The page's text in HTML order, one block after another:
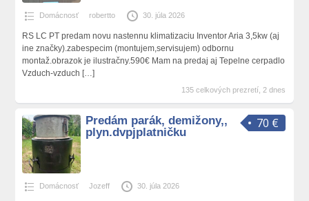
Domácnosť robertto 30. júla 2026
RS LC PT predam novu nastennu klimatizaciu Inventor Aria 3,5kw (aj
ine značky).zabespecim (montujem,servisujem) odbornu
montaž.obrazok je ilustračny.590€ Mam na predaj aj Tepelne cerpadlo
Vzduch-vzduch […]
135 celkových prezretí, 2 dnes
70 €
Predám parák, demižony,,
plyn.dvpjplatničku
Domácnosť Jozeff 30. júla 2026